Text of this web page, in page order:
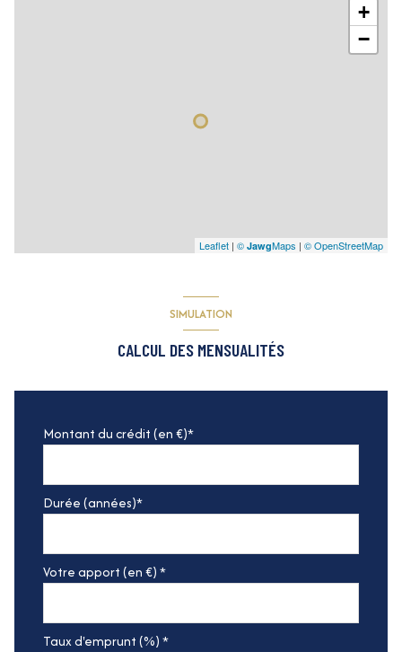
+
−
Leaflet | © JawgMaps | © OpenStreetMap
SIMULATION
CALCUL DES MENSUALITÉS
Montant du crédit (en €)*
Durée (années)*
Votre apport (en €) *
Taux d'emprunt (%) *